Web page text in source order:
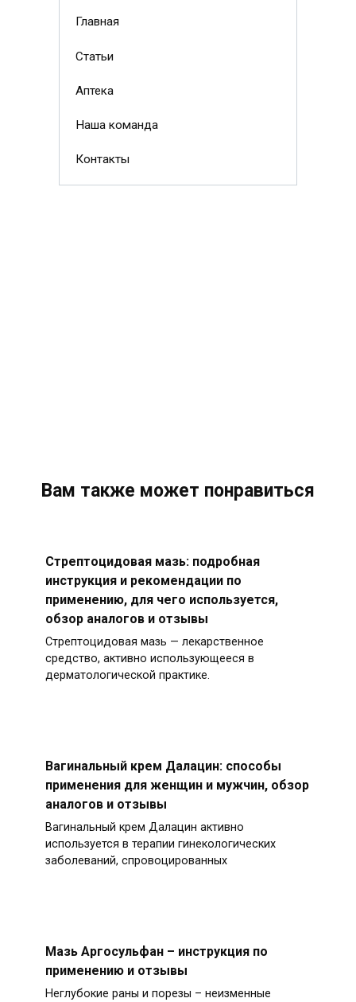
Главная
Статьи
Аптека
Наша команда
Контакты
Вам также может понравиться
Стрептоцидовая мазь: подробная
инструкция и рекомендации по
применению, для чего используется,
обзор аналогов и отзывы
Стрептоцидовая мазь — лекарственное
средство, активно использующееся в
дерматологической практике.
Вагинальный крем Далацин: способы
применения для женщин и мужчин, обзор
аналогов и отзывы
Вагинальный крем Далацин активно
используется в терапии гинекологических
заболеваний, спровоцированных
Мазь Аргосульфан – инструкция по
применению и отзывы
Неглубокие раны и порезы – неизменные